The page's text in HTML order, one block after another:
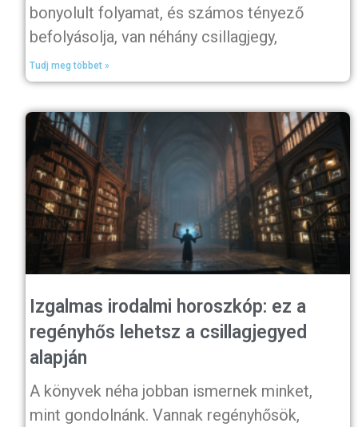
bonyolult folyamat, és számos tényező
befolyásolja, van néhány csillagjegy,
Tudj meg többet »
Izgalmas irodalmi horoszkóp: ez a
regényhős lehetsz a csillagjegyed
alapján
A könyvek néha jobban ismernek minket,
mint gondolnánk. Vannak regényhősök,